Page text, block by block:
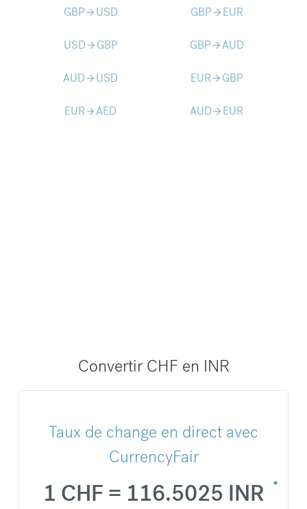
GBParrow_forward USD GBParrow_forward EUR
USDarrow_forward GBP GBParrow_forwardAUD
AUDarrow_forward USD EURarrow_forward GBP
EURarrow_forwardAED AUDarrow_forward EUR
Convertir CHF en INR
Taux de change en direct avec
CurrencyFair
1 CHF = 116.5025 INR